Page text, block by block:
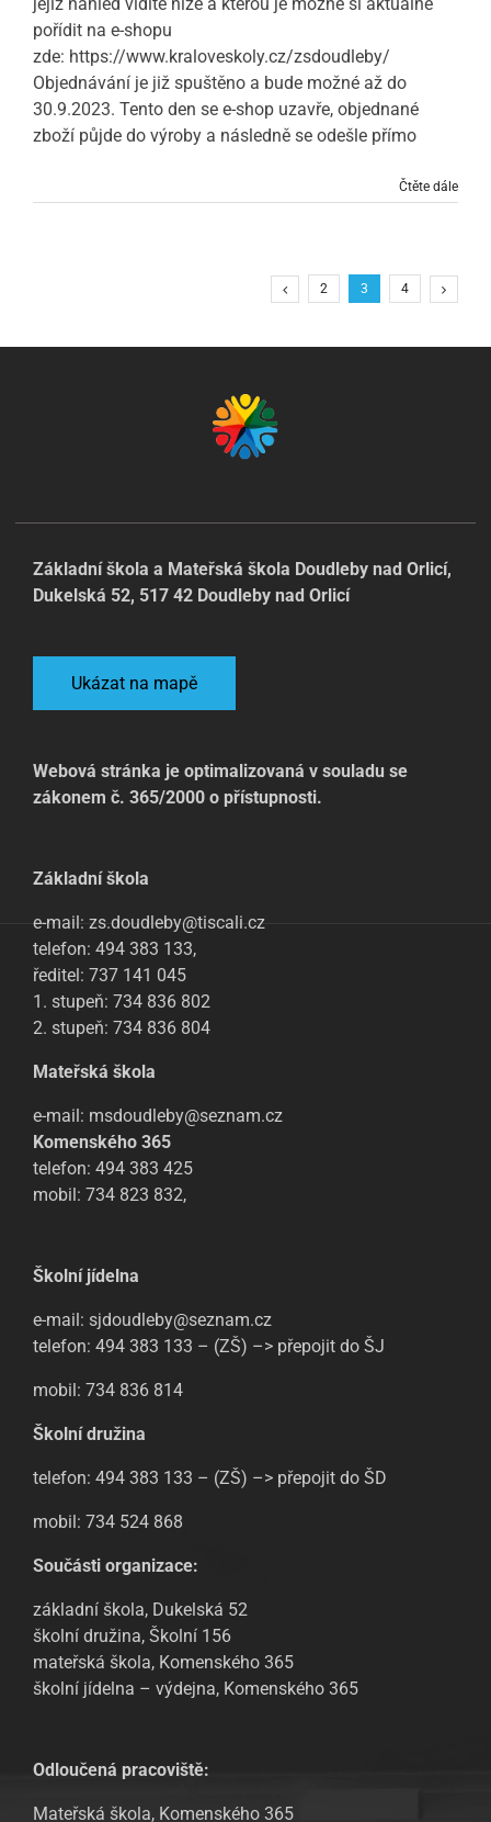
pořídit na e-shopu
zde: https://www.kraloveskoly.cz/zsdoudleby/
Objednávání je již spuštěno a bude možné až do
30.9.2023. Tento den se e-shop uzavře, objednané
zboží půjde do výroby a následně se odešle přímo
Čtěte dále
2 3 4
Základní škola a Mateřská škola Doudleby nad Orlicí,
Dukelská 52, 517 42 Doudleby nad Orlicí
Ukázat na mapě
Webová stránka je optimalizovaná v souladu se
zákonem č. 365/2000 o přístupnosti.
Základní škola
e-mail: zs.doudleby@tiscali.cz
telefon: 494 383 133,
ředitel: 737 141 045
1. stupeň: 734 836 802
2. stupeň: 734 836 804
Mateřská škola
e-mail: msdoudleby@seznam.cz
Komenského 365
telefon: 494 383 425
mobil: 734 823 832,
Školní jídelna
e-mail: sjdoudleby@seznam.cz
telefon: 494 383 133 – (ZŠ) –> přepojit do ŠJ
mobil: 734 836 814
Školní družina
telefon: 494 383 133 – (ZŠ) –> přepojit do ŠD
mobil: 734 524 868
Součásti organizace:
základní škola, Dukelská 52
školní družina, Školní 156
mateřská škola, Komenského 365
školní jídelna – výdejna, Komenského 365
Odloučená pracoviště:
Mateřská škola, Komenského 365